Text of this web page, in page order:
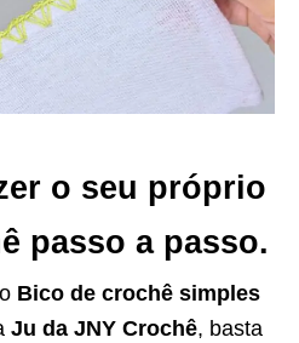
o seu próprio
passo a passo.
Bico de crochê simples
Ju da JNY Crochê, basta